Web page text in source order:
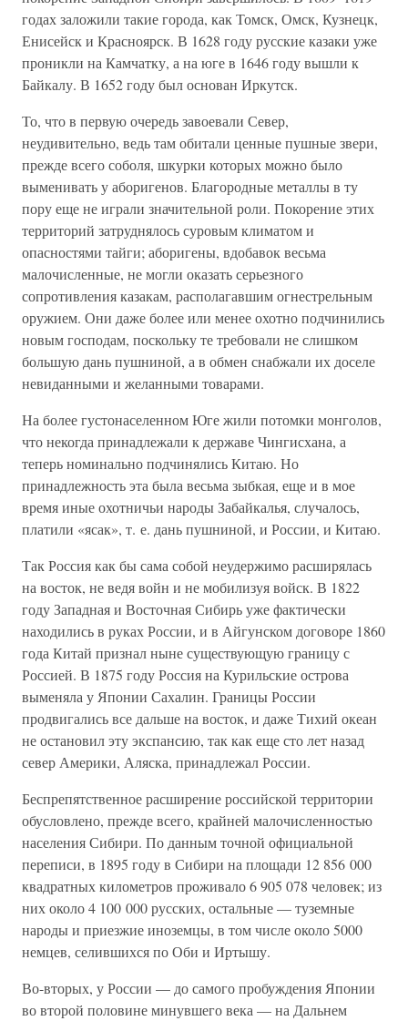
годах заложили такие города, как Томск, Омск, Кузнецк,
Енисейск и Красноярск. В 1628 году русские казаки уже
проникли на Камчатку, а на юге в 1646 году вышли к
Байкалу. В 1652 году был основан Иркутск.
То, что в первую очередь завоевали Север,
неудивительно, ведь там обитали ценные пушные звери,
прежде всего соболя, шкурки которых можно было
выменивать у аборигенов. Благородные металлы в ту
пору еще не играли значительной роли. Покорение этих
территорий затруднялось суровым климатом и
опасностями тайги; аборигены, вдобавок весьма
малочисленные, не могли оказать серьезного
сопротивления казакам, располагавшим огнестрельным
оружием. Они даже более или менее охотно подчинились
новым господам, поскольку те требовали не слишком
большую дань пушниной, а в обмен снабжали их доселе
невиданными и желанными товарами.
На более густонаселенном Юге жили потомки монголов,
что некогда принадлежали к державе Чингисхана, а
теперь номинально подчинялись Китаю. Но
принадлежность эта была весьма зыбкая, еще и в мое
время иные охотничьи народы Забайкалья, случалось,
платили «ясак», т. е. дань пушниной, и России, и Китаю.
Так Россия как бы сама собой неудержимо расширялась
на восток, не ведя войн и не мобилизуя войск. В 1822
году Западная и Восточная Сибирь уже фактически
находились в руках России, и в Айгунском договоре 1860
года Китай признал ныне существующую границу с
Россией. В 1875 году Россия на Курильские острова
выменяла у Японии Сахалин. Границы России
продвигались все дальше на восток, и даже Тихий океан
не остановил эту экспансию, так как еще сто лет назад
север Америки, Аляска, принадлежал России.
Беспрепятственное расширение российской территории
обусловлено, прежде всего, крайней малочисленностью
населения Сибири. По данным точной официальной
переписи, в 1895 году в Сибири на площади 12 856 000
квадратных километров проживало 6 905 078 человек; из
них около 4 100 000 русских, остальные — туземные
народы и приезжие иноземцы, в том числе около 5000
немцев, селившихся по Оби и Иртышу.
Во-вторых, у России — до самого пробуждения Японии
во второй половине минувшего века — на Дальнем